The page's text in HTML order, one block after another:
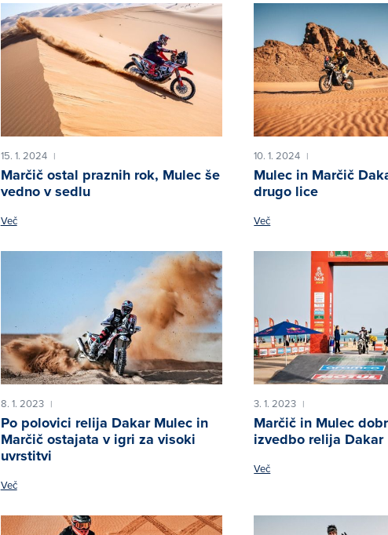
15. 1. 2024 |
Marčič ostal praznih rok, Mulec še
vedno v sedlu
Več
10. 1. 2024 |
Mulec in Marčič
drugo lice
Več
8. 1. 2023 |
Po polovici relija Dakar Mulec in
Marčič ostajata v igri za visoki
uvrstitvi
Več
3. 1. 2023 |
Marčič in Mulec
izvedbo relija Dakar
Več